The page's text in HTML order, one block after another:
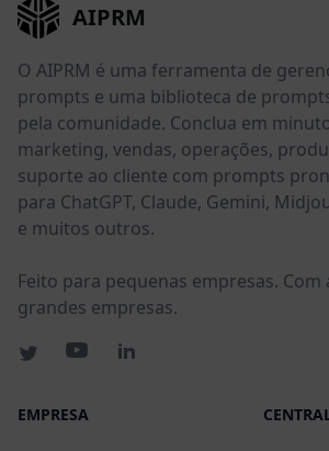
AIPRM
O AIPRM é uma ferramenta de
prompts e uma biblioteca de
pela comunidade. Conclua em
marketing, vendas, operações,
suporte ao cliente com prompts
para ChatGPT, Claude, Gemini,
e muitos outros.
Feito para pequenas empresas. Com
grandes empresas.
EMPRESA